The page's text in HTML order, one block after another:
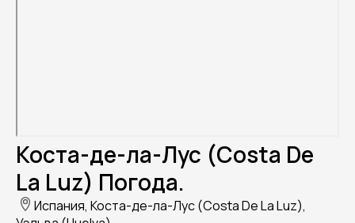
Коста-де-ла-Лус (Costa De
La Luz) Погода.
Испания, Коста-де-ла-Лус (Costa De La Luz),